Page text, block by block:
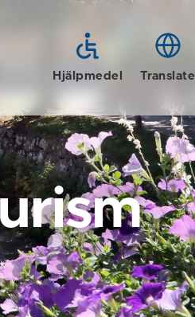
Hjälpmedel Translate